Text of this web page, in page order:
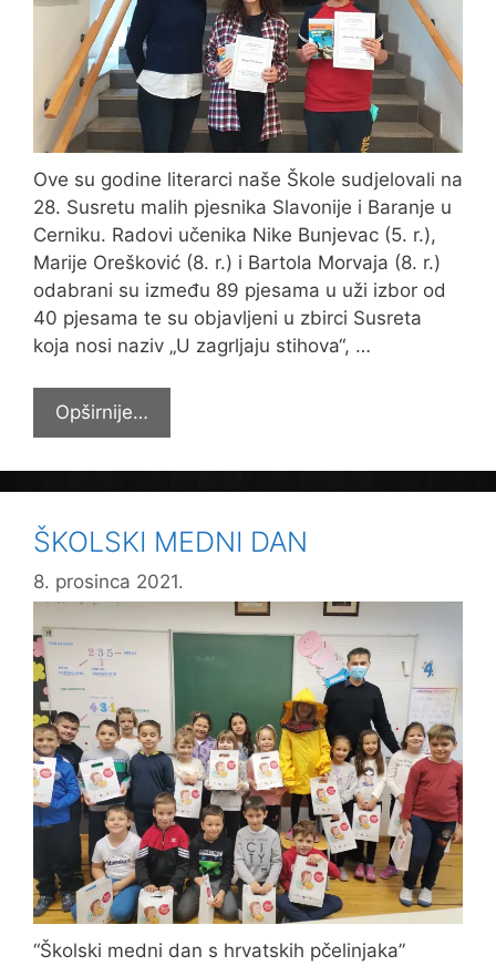
Ove su godine literarci naše Škole sudjelovali na
28. Susretu malih pjesnika Slavonije i Baranje u
Cerniku. Radovi učenika Nike Bunjevac (5. r.),
Marije Orešković (8. r.) i Bartola Morvaja (8. r.)
odabrani su između 89 pjesama u uži izbor od
40 pjesama te su objavljeni u zbirci Susreta
koja nosi naziv „U zagrljaju stihova“, …
Opširnije…
malih
pjesnika
Slavonije
Baranje
ŠKOLSKI MEDNI DAN
8. prosinca 2021.
“Školski medni dan s hrvatskih pčelinjaka”